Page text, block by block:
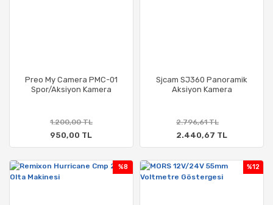
Preo My Camera PMC-01
Spor/Aksiyon Kamera
1.200,00 TL
950,00 TL
Sjcam SJ360 Panoramik
Aksiyon Kamera
2.796,61 TL
2.440,67 TL
%8 %12